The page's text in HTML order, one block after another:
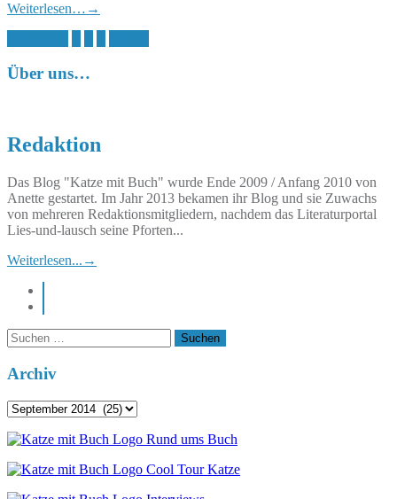
Weiterlesen… →
Seitennummerierung
der
Über uns…
Redaktion
Das Blog "Katze mit Buch" wurde Ende 2009 / Anfang 2010 von
Anette gestartet. Im Jahr 2013 bekamen ihr Blog und sie Zuwachs
von mehreren Redaktionsmitgliedern, nachdem das Literaturportal
Lies-und-lausch seine Pforten...
Weiterlesen... →
Suchen
nach:
Archiv
Archiv